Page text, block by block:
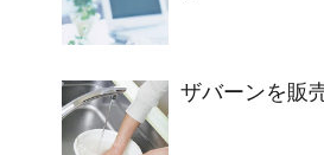
ザバーンを販